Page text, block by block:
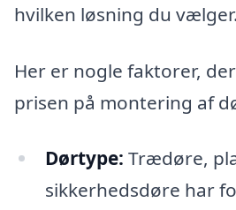
hvilken løsning du vælger.
Her er nogle faktorer,
prisen på montering af
Dørtype: Trædøre,
sikkerhedsdøre har